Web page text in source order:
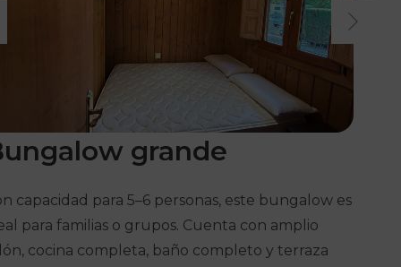
grande
capacidad para 5–6 personas, este bungalow es
para familias o grupos. Cuenta con amplio
cocina completa, baño completo y terraza